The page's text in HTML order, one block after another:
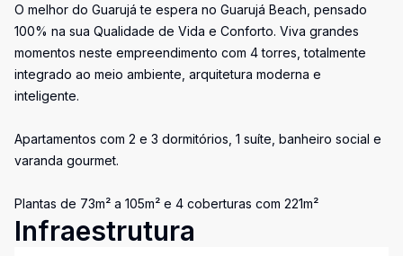
O melhor do Guarujá te espera no Guarujá Beach, pensado
100% na sua Qualidade de Vida e Conforto. Viva grandes
momentos neste empreendimento com 4 torres, totalmente
integrado ao meio ambiente, arquitetura moderna e
inteligente.
Apartamentos com 2 e 3 dormitórios, 1 suíte, banheiro social e
varanda gourmet.
Plantas de 73m² a 105m² e 4 coberturas com 221m²
Infraestrutura